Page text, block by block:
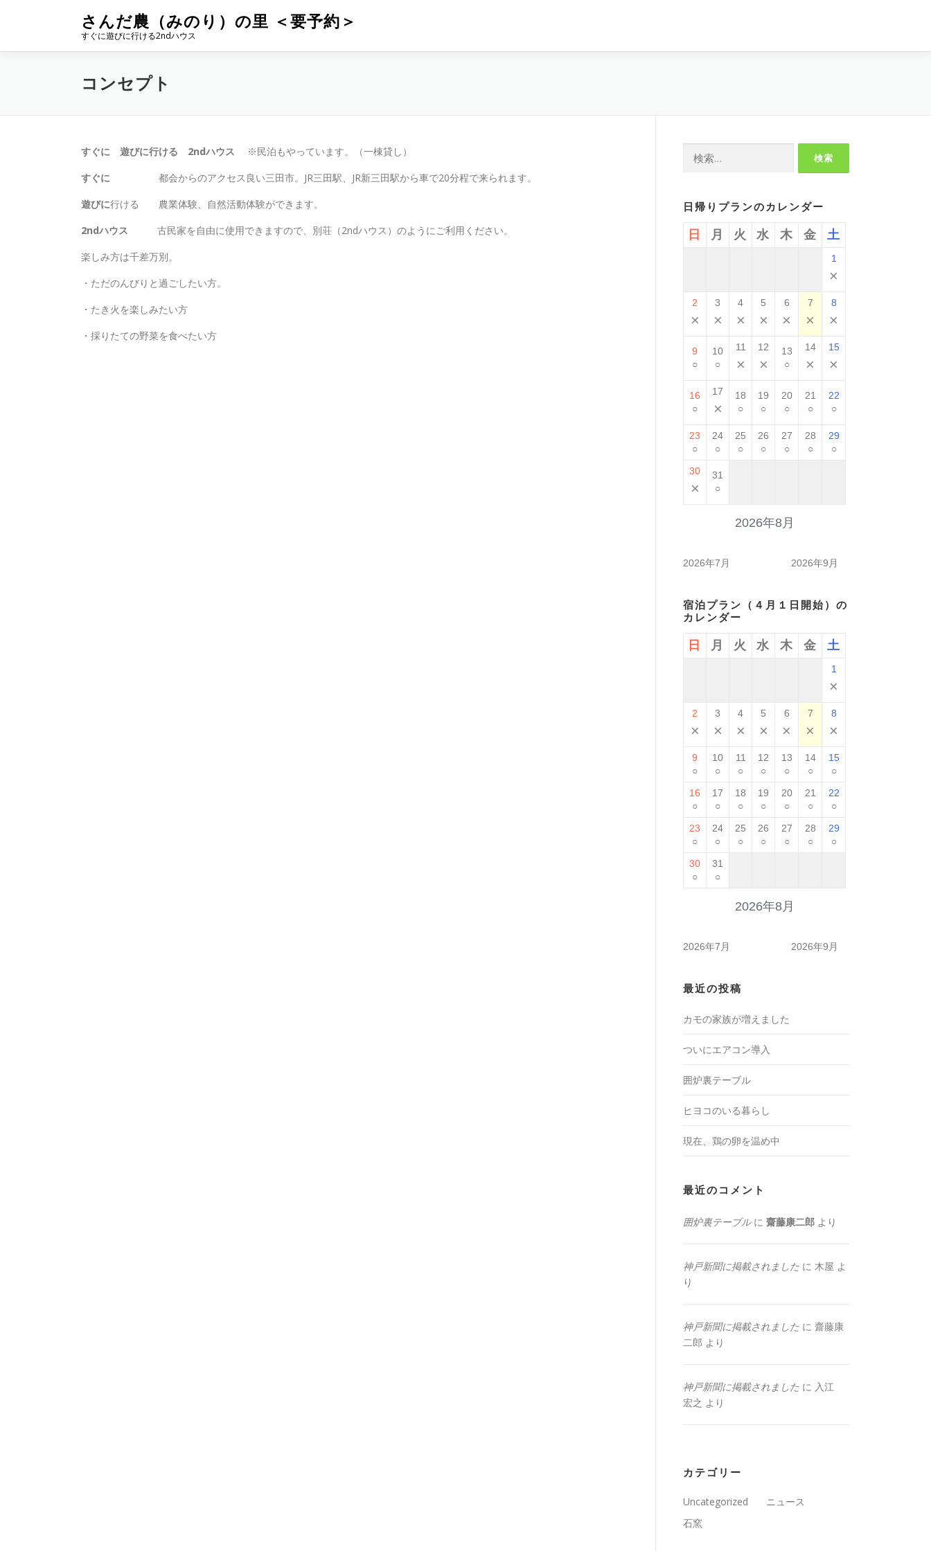
ン
さんだ農（みのり）の里 ＜要予約＞
すぐに遊びに行ける2ndハウス
コンセプト
すぐに 遊びに行ける 2ndハウス ※民泊もやっています。（一棟貸し）
すぐに 都会からのアクセス良い三田市。JR三田駅、JR新三田駅から車で20分程で来られます。
遊びに行ける 農業体験、自然活動体験ができます。
2ndハウス 古民家を自由に使用できますので、別荘（2ndハウス）のようにご利用ください。
楽しみ方は千差万別。
・ただのんびりと過ごしたい方。
・たき火を楽しみたい方
・採りたての野菜を食べたい方
日帰りプランのカレンダー
2026年8月
日 月 火 水 木 金 土
1
×
2
×
3
×
4
×
5
×
6
×
7
×
8
×
9
○
10
○
11
×
12
×
13
○
14
×
15
×
16
○
17
×
18
○
19
○
20
○
21
○
22
○
23
○
24
○
25
○
26
○
27
○
28
○
29
○
30
×
31
○
2026年7月 2026年9月
宿泊プラン（４月１日開始）の
カレンダー
2026年8月
日 月 火 水 木 金 土
1
×
2
×
3
×
4
×
5
×
6
×
7
×
8
×
9
○
10
○
11
○
12
○
13
○
14
○
15
○
16
○
17
○
18
○
19
○
20
○
21
○
22
○
23
○
24
○
25
○
26
○
27
○
28
○
29
○
30
○
31
○
2026年7月 2026年9月
最近の投稿
カモの家族が増えました
ついにエアコン導入
囲炉裏テーブル
ヒヨコのいる暮らし
現在、鶏の卵を温め中
最近のコメント
囲炉裏テーブルに 齋藤康二郎 より
神戸新聞に掲載されました に 木屋 よ
り
神戸新聞に掲載されました に 齋藤康
二郎 より
神戸新聞に掲載されました に 入江
宏之 より
カテゴリー
Uncategorized
ニュース
石窯